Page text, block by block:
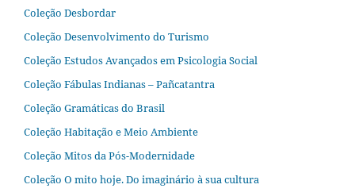
Coleção Desbordar
Coleção Desenvolvimento do Turismo
Coleção Estudos Avançados em Psicologia Social
Coleção Fábulas Indianas – Pañcatantra
Coleção Gramáticas do Brasil
Coleção Habitação e Meio Ambiente
Coleção Mitos da Pós-Modernidade
Coleção O mito hoje. Do imaginário à sua cultura